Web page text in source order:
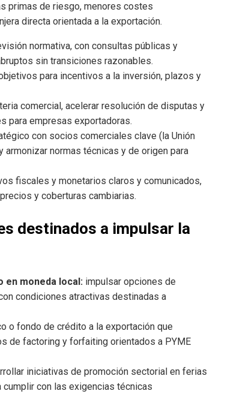
primas de riesgo, menores costes
directa orientada a la exportación.
normativa, con consultas públicas y
sin transiciones razonables.
para incentivos a la inversión, plazos y
comercial, acelerar resolución de disputas y
para empresas exportadoras.
con socios comerciales clave (la Unión
normas técnicas y de origen para
fiscales y monetarios claros y comunicados,
y coberturas cambiarias.
destinados a impulsar la
en moneda local: impulsar opciones de
condiciones atractivas destinadas a
o fondo de crédito a la exportación que
de factoring y forfaiting orientados a PYME
iniciativas de promoción sectorial en ferias
con las exigencias técnicas